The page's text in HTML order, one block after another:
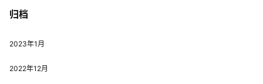
务端通信支持 TCP…
归档
2023年1月
2022年12月